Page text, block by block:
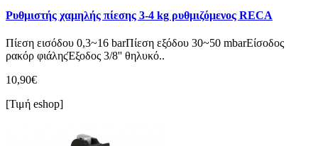
Ρυθμιστής χαμηλής πίεσης 3-4 kg ρυθμιζόμενος RECA
Πίεση εισόδου 0,3~16 barΠίεση εξόδου 30~50 mbarEίσοδος
ρακόρ φιάληςΈξοδος 3/8'' θηλυκό..
10,90€
[Τιμή eshop]